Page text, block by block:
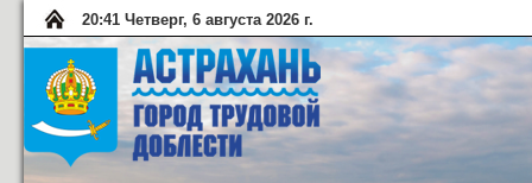
20:41 Четверг, 6 августа 2026 г.